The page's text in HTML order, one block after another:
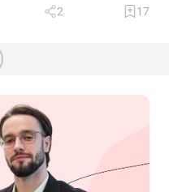
2
17